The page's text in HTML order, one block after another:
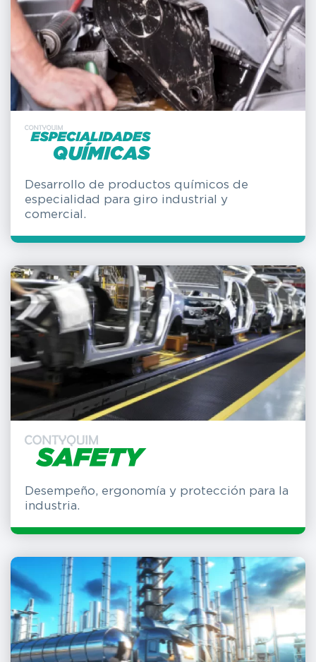
Desarrollo de productos químicos de
especialidad para giro industrial y
comercial.
Desempeño, ergonomía y protección para la
industria.